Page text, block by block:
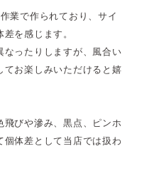
業で作られており、サイ
を感じます。
なったりしますが、風合い
てお楽しみいただけると嬉
飛びや滲み、黒点、ピンホ
個体差として当店では扱わ